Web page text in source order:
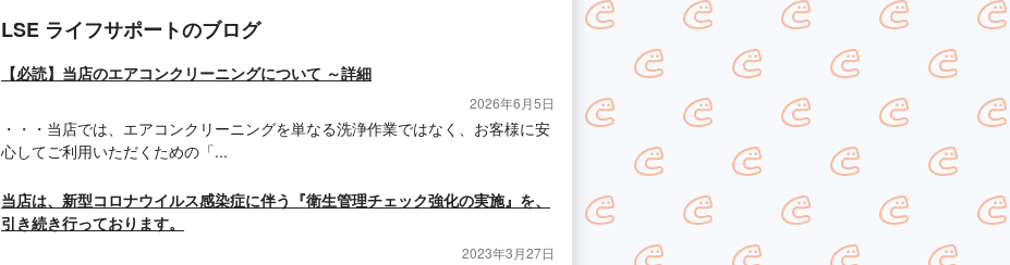
LSE ライフサポートのブログ
【必読】当店のエアコンクリーニングについて ～詳細
2026年6月5日
・・・当店では、エアコンクリーニングを単なる洗浄作業ではなく、お客様に安
心してご利用いただくための「...
当店は、新型コロナウイルス感染症に伴う『衛生管理チェック強化の実施』を、
引き続き行っております。
2023年3月27日